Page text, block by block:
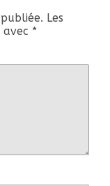
Les
*